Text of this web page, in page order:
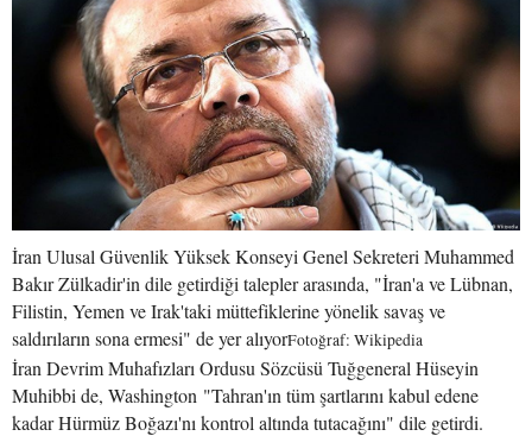
İran Ulusal Güvenlik Yüksek Konseyi Genel Sekreteri Muhammed
Bakır Zülkadir'in dile getirdiği talepler arasında, "İran'a ve Lübnan,
Filistin, Yemen ve Irak'taki müttefiklerine yönelik savaş ve
saldırıların sona ermesi" de yer alıyorFotoğraf: Wikipedia
İran Devrim Muhafızları Ordusu Sözcüsü Tuğgeneral Hüseyin
Muhibbi de, Washington "Tahran'ın tüm şartlarını kabul edene
kadar Hürmüz Boğazı'nı kontrol altında tutacağını" dile getirdi.